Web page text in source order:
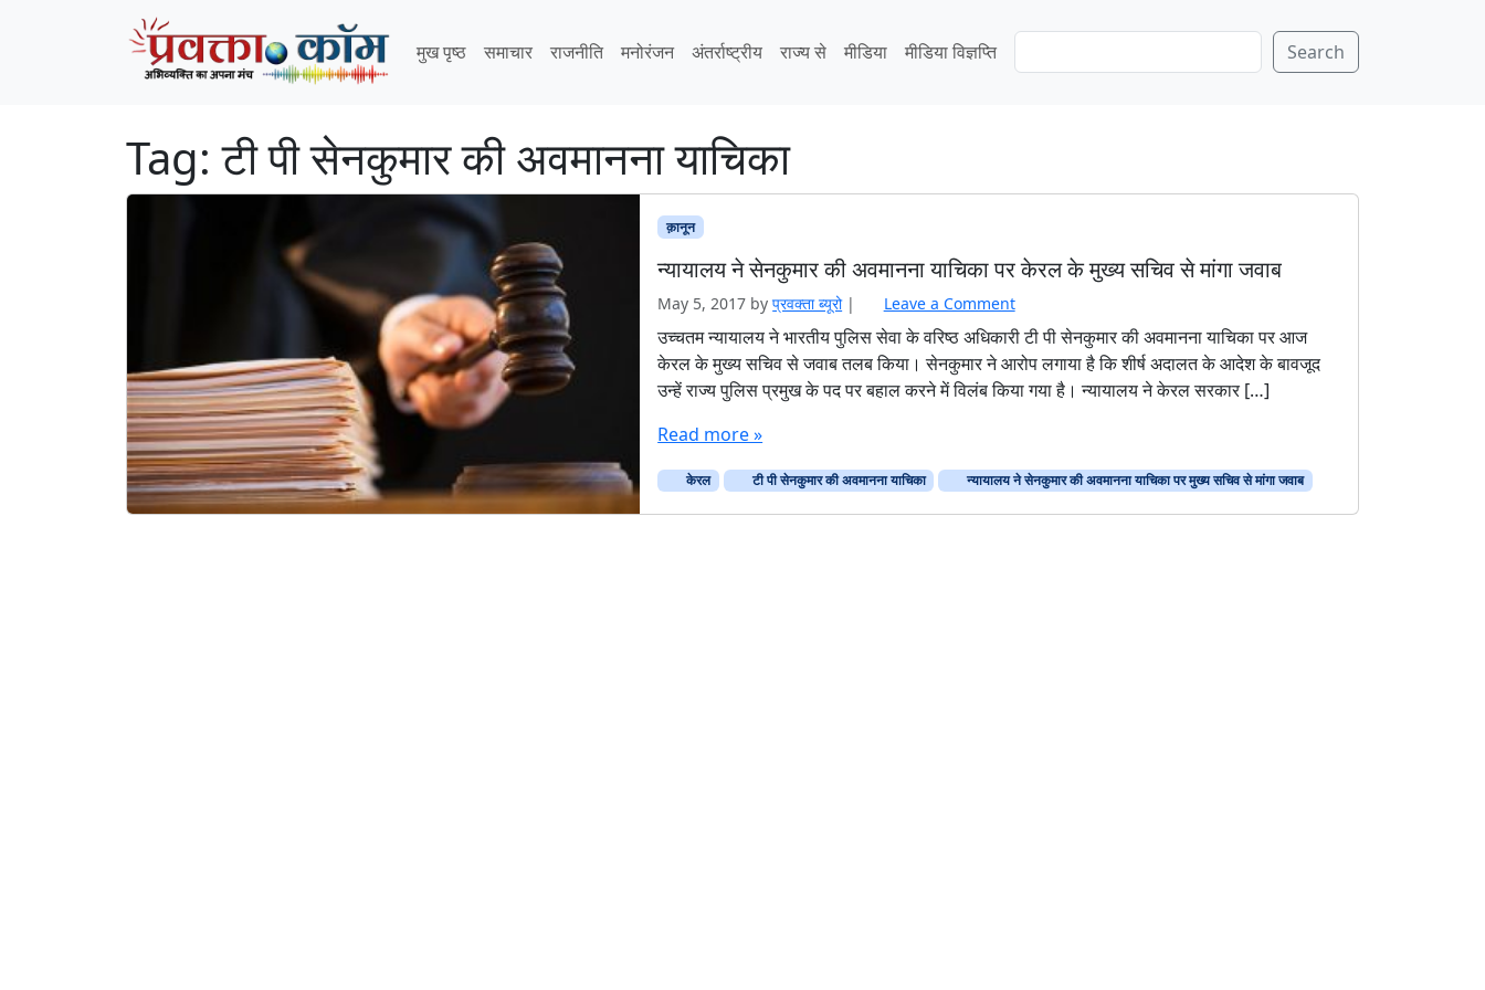
मुख पृष्ठ
समाचार राजनीति मनोरंजन अंतर्राष्ट्रीय राज्य से मीडिया मीडिया विज्ञप्ति
e
Search
Tag:टी पी सेनकुमार की अवमानना याचिका
क़ानून
न्यायालय ने सेनकुमार की अवमानना याचिका पर केरल के मुख्य सचिव से मांगा जवाब
May 5, 2017 byप्रवक्‍ता ब्यूरो | Leave a Comment
उच्चतम न्यायालय ने भारतीय पुलिस सेवा के वरिष्ठ अधिकारी टी पी सेनकुमार की अवमानना याचिका पर आज
केरल के मुख्य सचिव से जवाब तलब किया। सेनकुमार ने आरोप लगाया है कि शीर्ष अदालत के आदेश के बावजूद
उन्हें राज्य पुलिस प्रमुख के पद पर बहाल करने में विलंब किया गया है। न्यायालय ने केरल सरकार […]
Read more »
केरल टी पी सेनकुमार की अवमानना याचिका न्यायालय ने सेनकुमार की अवमानना याचिका पर मुख्य सचिव से मांगा जवाब